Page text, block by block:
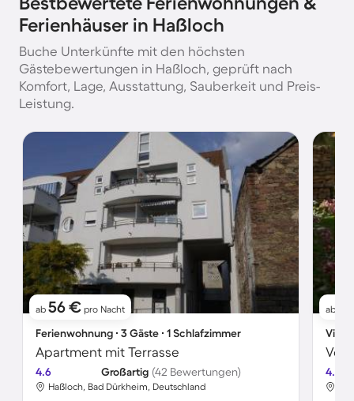
Ferienhäuser in Haßloch
Buche Unterkünfte mit den höchsten
Gästebewertungen in Haßloch, geprüft nach
Komfort, Lage, Ausstattung, Sauberkeit und Preis-
Leistung.
ab 56 € pro Nacht
Ferienwohnung ∙ 3 Gäste ∙ 1 Schlafzimmer
Apartment mit Terrasse
4.6 Großartig (42 Bewertungen)
Haßloch, Bad Dürkheim, Deutschland
ab
Villa
4.8